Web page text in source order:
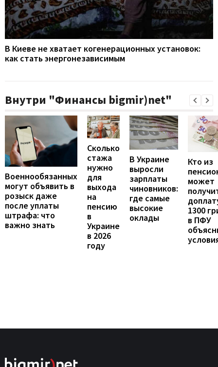
В Киеве не хватает когенерационных установок:
как стать энергонезависимым
Внутри "Финансы bigmir)net"
Военнообязанных
могут объявить в
розыск даже
после уплаты
штрафа: что
важно знать
Сколько
стажа
нужно
для
выхода
на
пенсию
в
Украине
в 2026
году
В Украине
выросли
зарплаты
чиновников:
где самые
высокие
оклады
Кто из
может
1300
в ПФУ